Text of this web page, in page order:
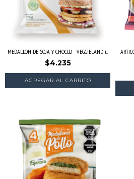
MEDALLON DE SOJA Y CHOCLO - VEGGIELAND (...
$4.235